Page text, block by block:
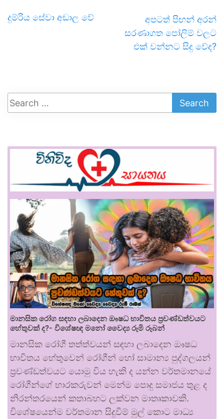
දුම්රිය සේවා අඩාල වේ
අපටත් පිඟන් අරන්
සරණාගත පෝලිම් වලට
එක් වන්නට සිදු වේද?
මානසික රෝග සඳහා ලබාදෙන ඖෂධ භාවිතය ප්‍රචණ්ඩත්වයට
හේතුවක් ද?- විශේෂඥ මනෝ වෛද්‍ය රූමි රූබන්
මානසික රෝගී තත්ත්වයන් සඳහා ලබාදෙන ඖෂධ
භාවිතය හේතුවෙන් රෝගීන් හෝ සාමාන්‍ය පුද්ගලයන්
ප්‍රචණ්ඩත්වයට යොමු විය හැකි ද යන්න වර්තමානයේ
රෝගීන්ගේ භාරකරුවන් මෙන්ම පොදු සමාජය තුළ ද
නිරන්තරයෙන් කතාබහට ලක්වන මාතෘකාවකි.
විශේෂයෙන්ම වර්තමාන සිදුවීම් මුල් කොට මාධ්‍ය